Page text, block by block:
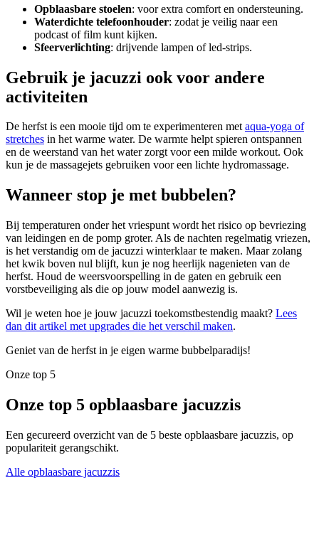
Opblaasbare stoelen: voor extra comfort en ondersteuning.
Waterdichte telefoonhouder: zodat je veilig naar een
podcast of film kunt kijken.
Sfeerverlichting: drijvende lampen of led-strips.
Gebruik je jacuzzi ook voor andere
activiteiten
De herfst is een mooie tijd om te experimenteren metaqua-yoga of
stretches in het warme water. De warmte helpt spieren ontspannen
en de weerstand van het water zorgt voor een milde workout. Ook
kun je de massagejets gebruiken voor een lichte hydromassage.
Wanneer stop je met bubbelen?
Bij temperaturen onder het vriespunt wordt het risico op bevriezing
van leidingen en de pomp groter. Als de nachten regelmatig vriezen,
is het verstandig om de jacuzzi winterklaar te maken. Maar zolang
het kwik boven nul blijft, kun je nog heerlijk nagenieten van de
herfst. Houd de weersvoorspelling in de gaten en gebruik een
vorstbeveiliging als die op jouw model aanwezig is.
Wil je weten hoe je jouw jacuzzi toekomstbestendig maakt? Lees
dan dit artikel met upgrades die het verschil maken.
Geniet van de herfst in je eigen warme bubbelparadijs!
Onze top 5
Onze top 5 opblaasbare jacuzzis
Een gecureerd overzicht van de 5 beste opblaasbare jacuzzis, op
populariteit gerangschikt.
Alle opblaasbare jacuzzis